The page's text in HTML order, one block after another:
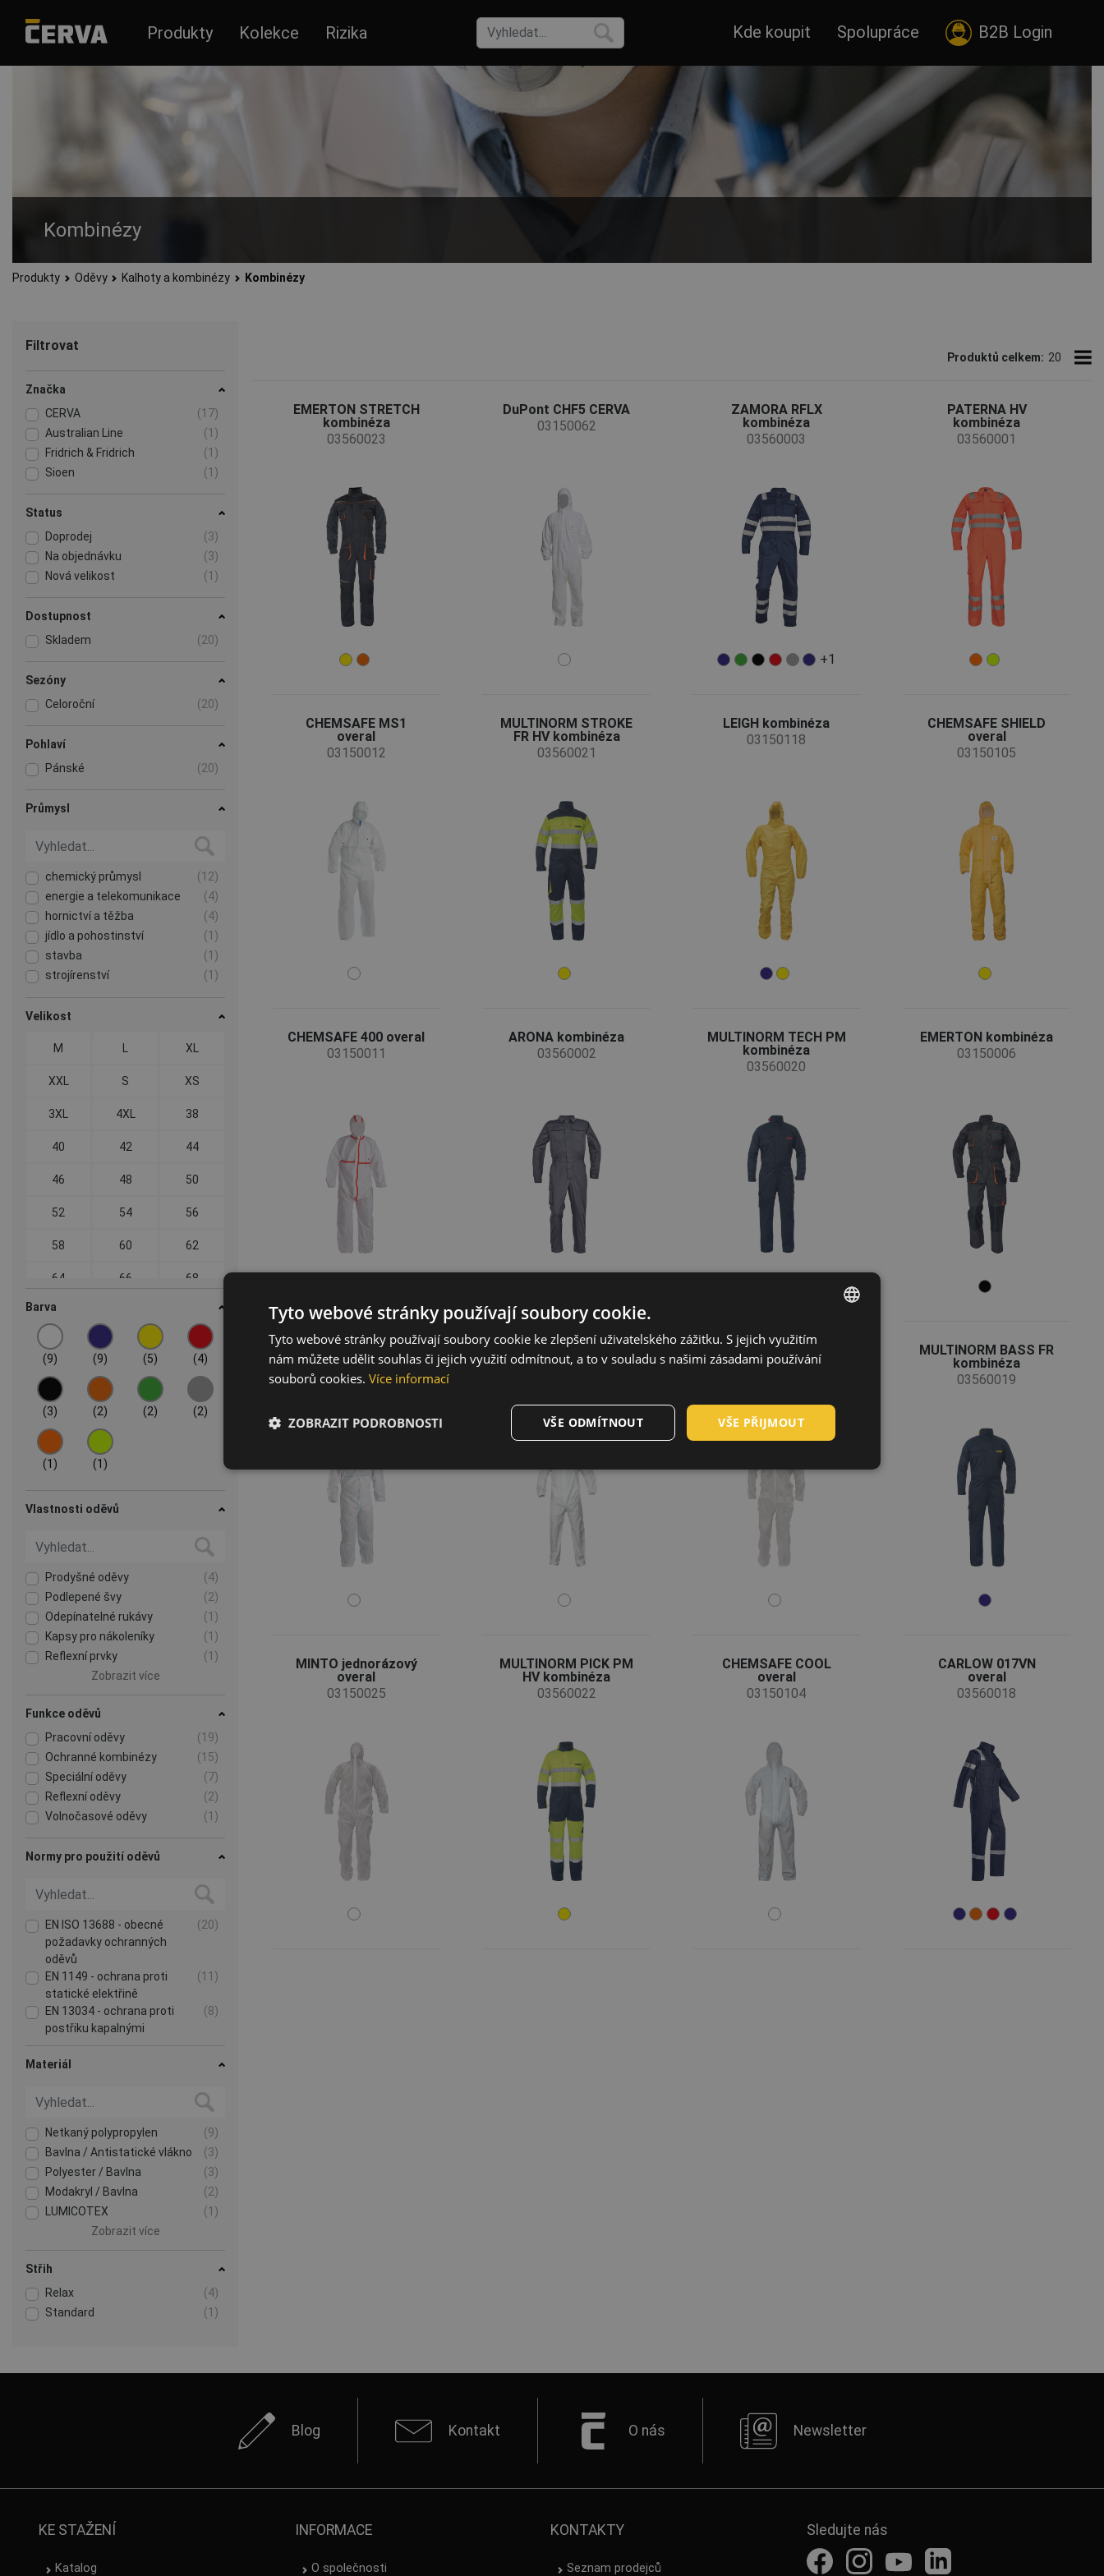
Produkty Kolekce Rizika Kde koupit Spolupráce B2B Login
Kombinézy
Pracovní kombinézy z kvalitních materiálů vysoké odolnosti a pohodlného střihu. Vybírejte z široké škály velikostí, barev a materiálů pracovní kombinézy do nejnáročnějších pracovních podmínek.
Produkty Oděvy Kalhoty a kombinézy Kombinézy
Filtrovat
Značka
CERVA
(17)
Australian Line
(1)
Fridrich & Fridrich
(1)
Sioen
(1)
Status
Doprodej
(3)
Na objednávku
(3)
Nová velikost
(1)
Dostupnost
Skladem
(20)
Sezóny
Celoroční
(20)
Pohlaví
Pánské
(20)
Průmysl
chemický průmysl
(12)
energie a telekomunikace
(4)
hornictví a těžba
(4)
jídlo a pohostinství
(1)
stavba
(1)
strojírenství
(1)
zdravotní a sociální péče
Velikost
M L XL
XXL S XS
3XL 4XL 38
40 42 44
46 48 50
52 54 56
58 60 62
64 66 68
70
Barva
(9) (9) (5) (4)
(3) (2) (2) (2)
(1) (1)
Vlastnosti oděvů
Prodyšné oděvy
(4)
Podlepené švy
(2)
Odepínatelné rukávy
(1)
Kapsy pro nákoleníky
(1)
Reflexní prvky
(1)
Zobrazit více
Funkce oděvů
Pracovní oděvy
(19)
Ochranné kombinézy
(15)
Speciální oděvy
(7)
Reflexní oděvy
(2)
Volnočasové oděvy
(1)
Normy pro použití oděvů
EN ISO 13688 - obecné
požadavky ochranných
oděvů
(20)
EN 1149 - ochrana proti
statické elektřině
(11)
EN 13034 - ochrana proti
postřiku kapalnými
(8)
EN 13982 - soubor norem
pevných částic a ochranu
EN 1073-2 - ochrana proti
kontaminaci radioaktivními
částicemi
(6)
Materiál
Netkaný polypropylen
(9)
Bavlna / Antistatické vlákno
(3)
Polyester / Bavlna
(3)
Modakryl / Bavlna
(2)
LUMICOTEX
(1)
Zobrazit více
Střih
Relax
(4)
Standard
(1)
Produktů celkem: 20
EMERTON STRETCH
kombinéza
03560023
DuPont CHF5 CERVA
03150062
ZAMORA RFLX
kombinéza
03560003
+1
PATERNA HV
kombinéza
03560001
CHEMSAFE MS1
overal
03150012
MULTINORM STROKE
FR HV kombinéza
03560021
LEIGH kombinéza
03150118
CHEMSAFE SHIELD
overal
03150105
CHEMSAFE 400 overal
03150011
ARONA kombinéza
03560002
MULTINORM TECH PM
kombinéza
03560020
EMERTON kombinéza
03150006
CHEMSAFE C1 overal
03150013
CHEMSAFE 500 overal
03150010
FF MARX BE-07-001
overal
MULTINORM BASS FR
kombinéza
03560019
MINTO jednorázový
overal
03150025
MULTINORM PICK PM
HV kombinéza
03560022
CHEMSAFE COOL
overal
03150104
CARLOW 017VN
overal
03560018
Blog Kontakt O nás Newsletter
KE STAŽENÍ
Katalog
INFORMACE
O společnosti
KONTAKTY
Seznam prodejců
Sledujte nás
ENGLISH
CZECH
SLOVAK
POLISH
GERMAN
Tyto webové stránky používají soubory cookie.
Tyto webové stránky používají soubory cookie ke zlepšení uživatelského zážitku. S jejich využitím
nám můžete udělit souhlas či jejich využití odmítnout, a to v souladu s našimi zásadami používání
souborů cookies. Více informací
VŠE PŘIJMOUT
VŠE ODMÍTNOUT
ZOBRAZIT PODROBNOSTI